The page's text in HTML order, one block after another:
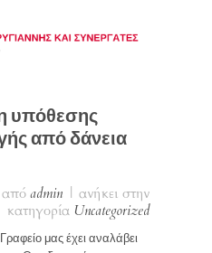
υπόθεσης
από δάνεια
από admin
ανήκει στην
κατηγορία Uncategorized
μας έχει αναλάβει